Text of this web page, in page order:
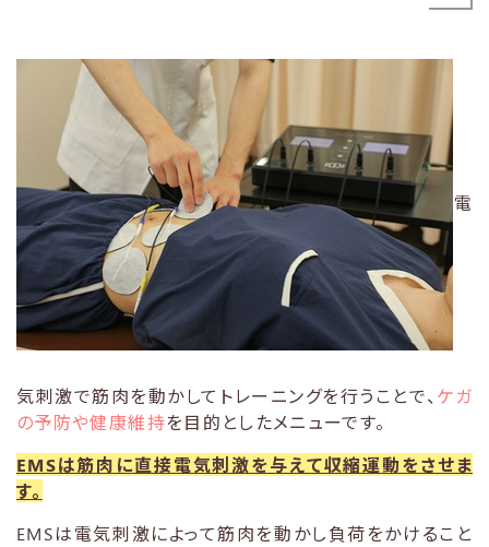
電
気刺激で筋肉を動かしてトレーニングを行うことで、 ケガ
の予防や健康維持を目的としたメニューです。
EMSは筋肉に直接電気刺激を与えて収縮運動をさせま
す。
EMSは電気刺激によって筋肉を動かし負荷をかけること